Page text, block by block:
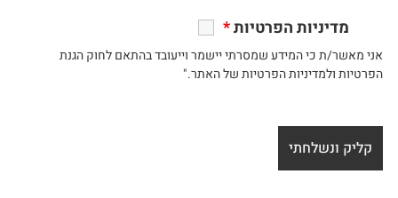
מדיניות הפרטיות*
אני מאשר/ת כי המידע שמסרתי יישמר וייעובד בהתאם לחוק הגנת
הפרטיות ולמדיניות הפרטיות של האתר."